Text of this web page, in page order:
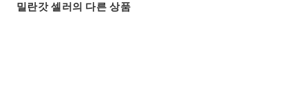
밀란갓 셀러의 다른 상품